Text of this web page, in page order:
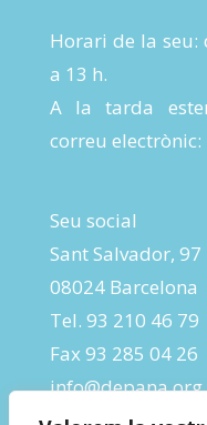
Horari de la seu:
a 13 h.
A la tarda
correu electrònic:
Seu social
Sant Salvador, 97
08024 Barcelona
Tel. 93 210 46 79
Fax 93 285 04 26
info@depana.org